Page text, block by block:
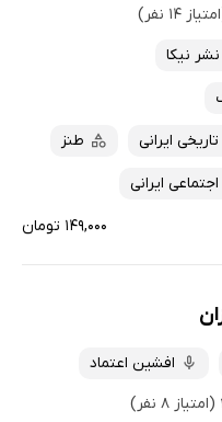
۱۴ نفر)
نیکا
ایرانی طنز
ایرانی
۱۴۹,۰۰۰ تومان
افشین اعتماد
(امتیاز ۸ نفر)